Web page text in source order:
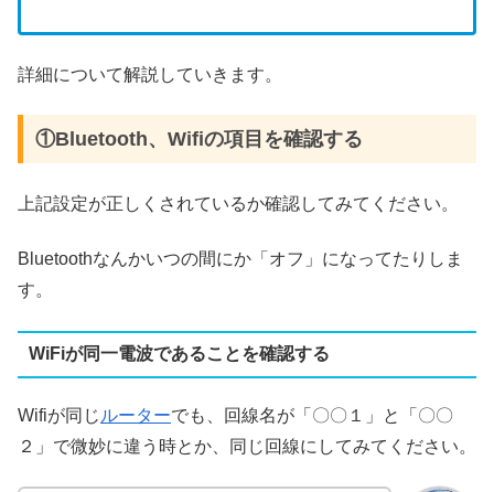
詳細について解説していきます。
①Bluetooth、Wifiの項目を確認する
上記設定が正しくされているか確認してみてください。
Bluetoothなんかいつの間にか「オフ」になってたりしま
す。
WiFiが同一電波であることを確認する
Wifiが同じ ルーターでも、回線名が「〇〇１」と「〇〇
２」で微妙に違う時とか、同じ回線にしてみてください。